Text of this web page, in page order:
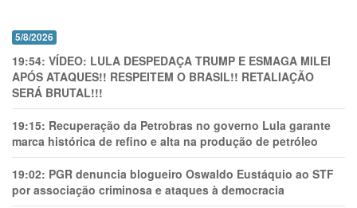
5/8/2026
19:54: VÍDEO: LULA DESPEDAÇA TRUMP E ESMAGA MILEI
APÓS ATAQUES!! RESPEITEM O BRASIL!! RETALIAÇÃO
SERÁ BRUTAL!!!
19:15: Recuperação da Petrobras no governo Lula garante
marca histórica de refino e alta na produção de petróleo
19:02: PGR denuncia blogueiro Oswaldo Eustáquio ao STF
por associação criminosa e ataques à democracia